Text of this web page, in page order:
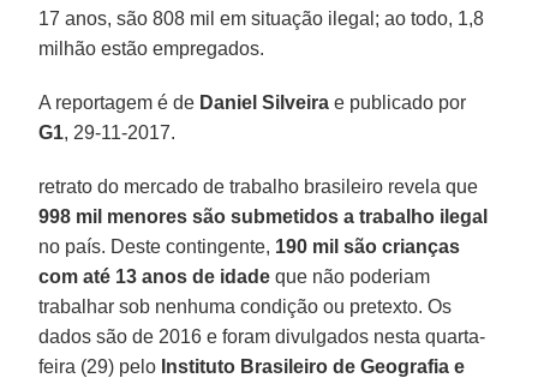
17 anos, são 808 mil em situação ilegal; ao todo, 1,8
milhão estão empregados.
A reportagem é de Daniel Silveira e publicado por
G1, 29-11-2017.
retrato do mercado de trabalho brasileiro revela que
998 mil menores são submetidos a trabalho ilegal
no país. Deste contingente, 190 mil são crianças
com até 13 anos de idade que não poderiam
trabalhar sob nenhuma condição ou pretexto. Os
dados são de 2016 e foram divulgados nesta quarta-
feira (29) pelo Instituto Brasileiro de Geografia e